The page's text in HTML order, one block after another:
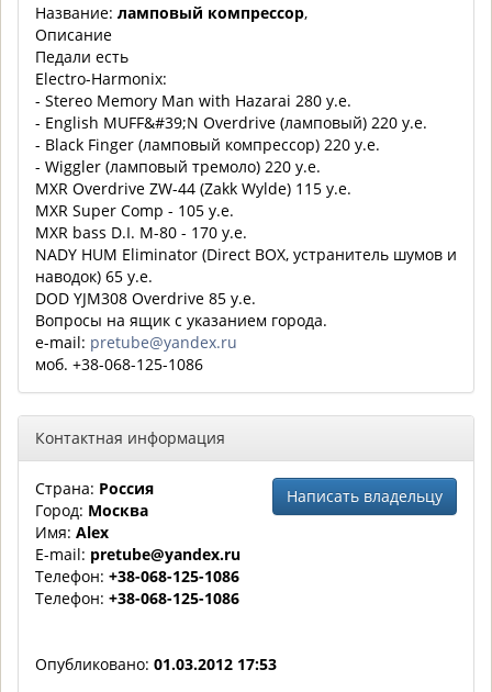
Название: ламповый компрессор,
Описание
Педали есть
Electro-Harmonix:
- Stereo Memory Man with Hazarai 280 y.e.
- English MUFF&#39;N Overdrive (ламповый) 220 у.е.
- Black Finger (ламповый компрессор) 220 у.е.
- Wiggler (ламповый тремоло) 220 у.е.
MXR Overdrive ZW-44 (Zakk Wylde) 115 у.е.
MXR Super Comp - 105 y.e.
MXR bass D.I. M-80 - 170 y.e.
NADY HUM Eliminator (Direct BOX, устранитель шумов и
наводок) 65 у.е.
DOD YJM308 Overdrive 85 y.e.
Вопросы на ящик с указанием города.
e-mail: pretube@yandex.ru
моб. +38-068-125-1086
Контактная информация
Написать владельцу
Страна: Россия
Город: Москва
Имя: Alex
E-mail: pretube@yandex.ru
Телефон: +38-068-125-1086
Телефон: +38-068-125-1086
Опубликовано: 01.03.2012 17:53